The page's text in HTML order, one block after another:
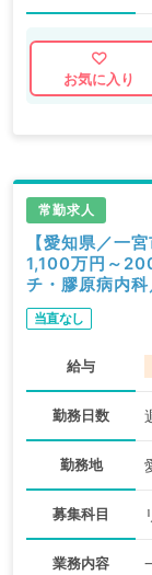
お気に入り
常勤求人
【愛知県／一
1,100万円～
チ・膠原病内科
当直なし
給与
勤務日数
勤務地
募集科目
業務内容